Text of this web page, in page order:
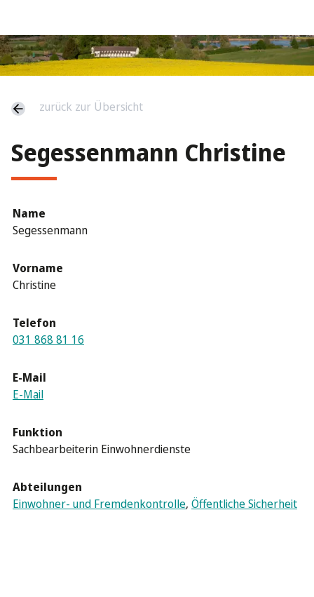
zurück zur Übersicht
Segessenmann Christine
Name
Segessenmann
Vorname
Christine
Telefon
031 868 81 16
E-Mail
E-Mail
Funktion
Sachbearbeiterin Einwohnerdienste
Abteilungen
Einwohner- und Fremdenkontrolle, Öffentliche Sicherheit